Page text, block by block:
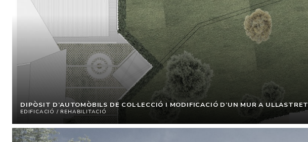
DIPÒSIT D’AUTOMÒBILS DE COL·LECCIÓ I MODIFICACIÓ D’UN MUR A ULLASTRET
EDIFICACIÓ / REHABILITACIÓ